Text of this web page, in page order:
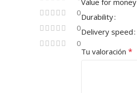
0
0
0
Durability
Delivery speed
Tu valoración *